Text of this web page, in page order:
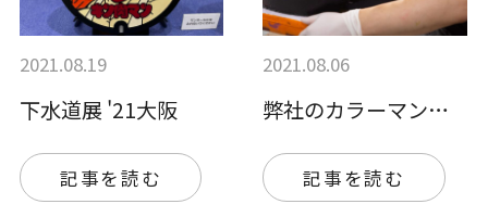
2021.08.19
下水道展 '21大阪
記事を読む
2021.08.06
弊社のカラーマンホール用塗料は韓国のマン…
記事を読む